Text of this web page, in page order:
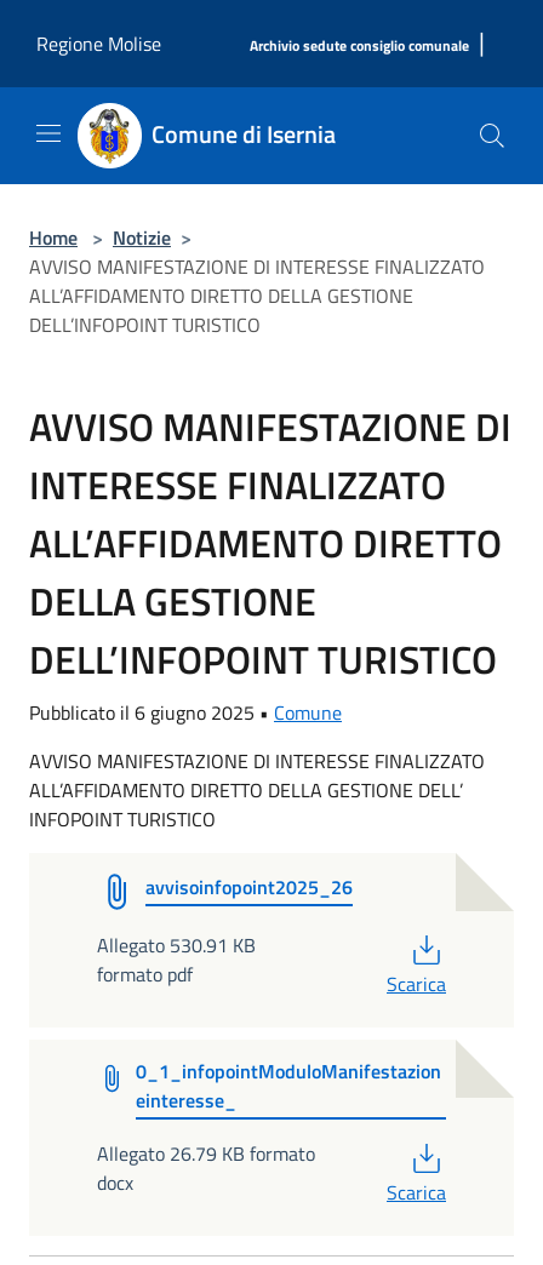
Regione Molise
Archivio sedute consiglio comunale |
Comune di Isernia
Home > Notizie >
AVVISO MANIFESTAZIONE DI INTERESSE FINALIZZATO
ALL’AFFIDAMENTO DIRETTO DELLA GESTIONE
DELL’INFOPOINT TURISTICO
AVVISO MANIFESTAZIONE DI
INTERESSE FINALIZZATO
ALL’AFFIDAMENTO DIRETTO
DELLA GESTIONE
DELL’INFOPOINT TURISTICO
Pubblicato il 6 giugno 2025 • Comune
AVVISO MANIFESTAZIONE DI INTERESSE FINALIZZATO
ALL’AFFIDAMENTO DIRETTO DELLA GESTIONE DELL’
INFOPOINT TURISTICO
avvisoinfopoint2025_26
Allegato 530.91 KB
formato pdf
Scarica
0_1_infopointModuloManifestazion
einteresse_
Allegato 26.79 KB formato
docx
Scarica